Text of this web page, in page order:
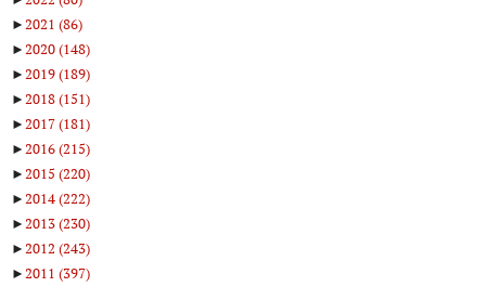
►2021 (86)
►2020(148)
►2019(189)
►2018(151)
►2017(181)
►2016(215)
►2015 (220)
►2014(222)
►2013(230)
►2012 (243)
►2011 (397)